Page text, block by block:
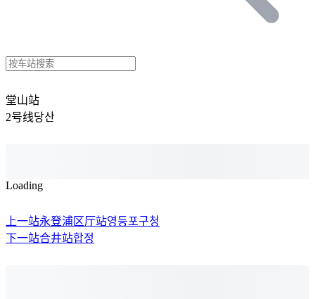
堂山站
2号线당산
Loading
上一站永登浦区厅站영등포구청
下一站合井站합정